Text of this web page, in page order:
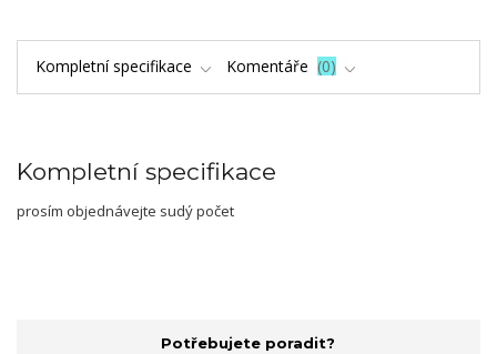
Kompletní specifikace Komentáře 0
Kompletní specifikace
prosím objednávejte sudý počet
Potřebujete poradit?